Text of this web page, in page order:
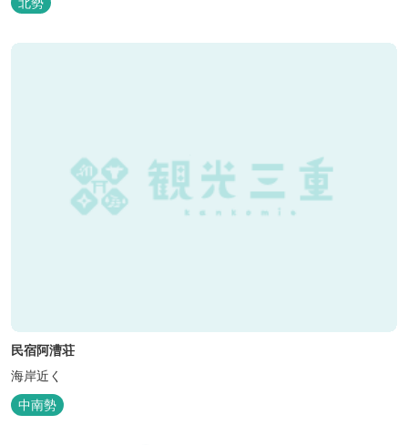
民宿阿漕荘
海岸近く
中南勢